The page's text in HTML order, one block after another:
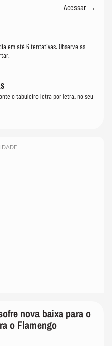
Acessar →
em até 6 tentativas. Observe as
o tabuleiro letra por letra, no seu
nova baixa para o
o Flamengo